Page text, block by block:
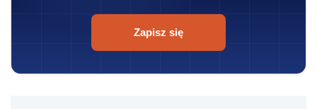
Zapisz się